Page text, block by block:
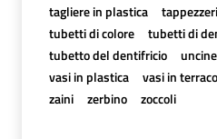
tagliere in plastica
tubetti di colore
tubetti di
tubetto del dentifricio
vasi in plastica
vasi in
zaini
zerbino zoccoli